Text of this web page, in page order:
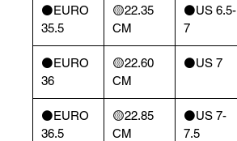
⚫️EURO
35.5
🟡22.35
CM
⚫️US 6.5-
7
⚫️EURO
36
🟡22.60
CM
⚫️US 7
⚫️EURO
36.5
🟡22.85
CM
⚫️US 7-
7.5